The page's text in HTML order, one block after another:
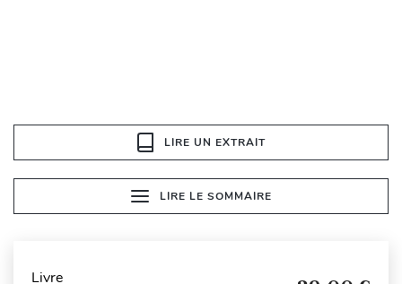
LIRE UN EXTRAIT
LIRE LE SOMMAIRE
Livre